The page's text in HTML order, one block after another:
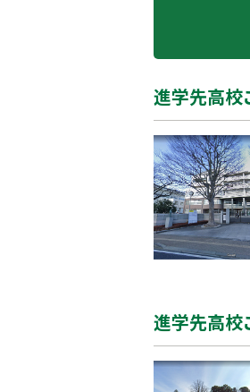
進学先高
進学先高